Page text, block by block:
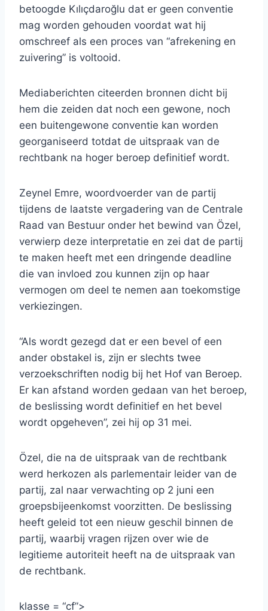
betoogde Kılıçdaroğlu dat er geen conventie
mag worden gehouden voordat wat hij
omschreef als een proces van “afrekening en
zuivering” is voltooid.
Mediaberichten citeerden bronnen dicht bij
hem die zeiden dat noch een gewone, noch
een buitengewone conventie kan worden
georganiseerd totdat de uitspraak van de
rechtbank na hoger beroep definitief wordt.
Zeynel Emre, woordvoerder van de partij
tijdens de laatste vergadering van de Centrale
Raad van Bestuur onder het bewind van Özel,
verwierp deze interpretatie en zei dat de partij
te maken heeft met een dringende deadline
die van invloed zou kunnen zijn op haar
vermogen om deel te nemen aan toekomstige
verkiezingen.
“Als wordt gezegd dat er een bevel of een
ander obstakel is, zijn er slechts twee
verzoekschriften nodig bij het Hof van Beroep.
Er kan afstand worden gedaan van het beroep,
de beslissing wordt definitief en het bevel
wordt opgeheven”, zei hij op 31 mei.
Özel, die na de uitspraak van de rechtbank
werd herkozen als parlementair leider van de
partij, zal naar verwachting op 2 juni een
groepsbijeenkomst voorzitten. De beslissing
heeft geleid tot een nieuw geschil binnen de
partij, waarbij vragen rijzen over wie de
legitieme autoriteit heeft na de uitspraak van
de rechtbank.
klasse = “cf”>